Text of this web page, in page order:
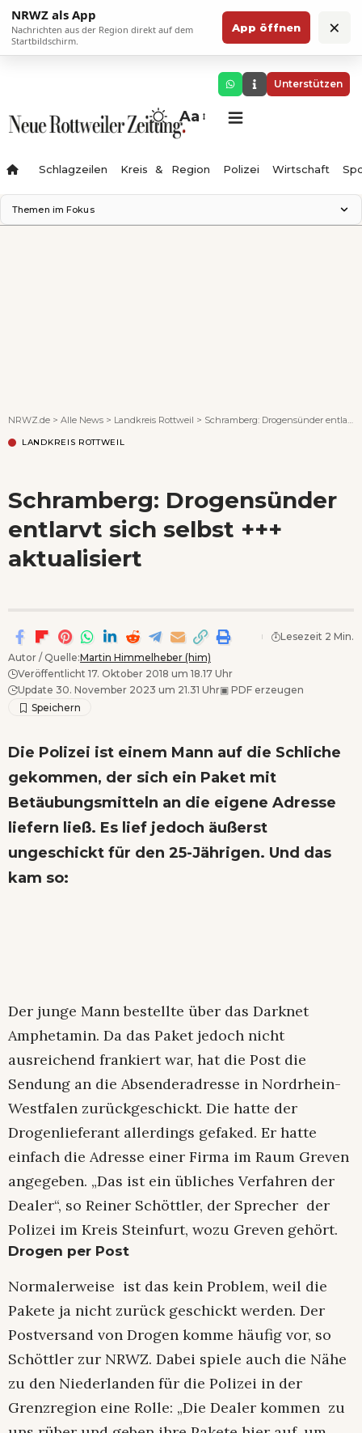
NRWZ als App
Nachrichten aus der Region direkt auf dem
Startbildschirm.
App öffnen ×
Unterstützen
Aa
Schlagzeilen Kreis & Region Polizei Wirtschaft
Themen im Fokus
NRWZ.de > Alle News > Landkreis Rottweil > Schramberg: Drogensünder entlarvt sich selbst +++ aktualisiert
LANDKREIS ROTTWEIL
Schramberg: Drogensünder
entlarvt sich selbst +++
aktualisiert
Autor / Quelle:Martin Himmelheber (him)
Veröffentlicht 17. Oktober 2018 um 18.17 Uhr
Update 30. November 2023 um 21.31 Uhr▣ PDF erzeugen
Lesezeit 2 Min.
Die Polizei ist einem Mann auf die Schliche
gekommen, der sich ein Paket mit
Betäubungsmitteln an die eigene Adresse
liefern ließ. Es lief jedoch äußerst
ungeschickt für den 25-Jährigen. Und das
kam so:
Der junge Mann bestellte über das Darknet
Amphetamin. Da das Paket jedoch nicht
ausreichend frankiert war, hat die Post die
Sendung an die Absenderadresse in Nordrhein-
Westfalen zurückgeschickt. Die hatte der
Drogenlieferant allerdings gefaked. Er hatte
einfach die Adresse einer Firma im Raum Greven
angegeben. „Das ist ein übliches Verfahren der
Dealer“, so Reiner Schöttler, der Sprecher der
Polizei im Kreis Steinfurt, wozu Greven gehört.
Drogen per Post
Normalerweise ist das kein Problem, weil die
Pakete ja nicht zurück geschickt werden. Der
Postversand von Drogen komme häufig vor, so
Schöttler zur NRWZ. Dabei spiele auch die Nähe
zu den Niederlanden für die Polizei in der
Grenzregion eine Rolle: „Die Dealer kommen zu